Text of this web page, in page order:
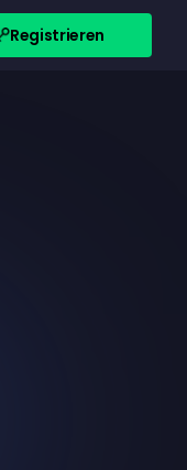
Registrieren